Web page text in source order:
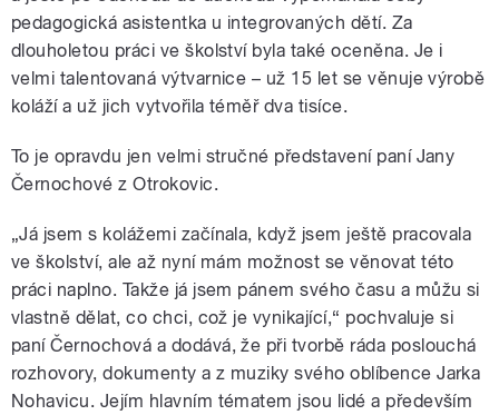
pedagogická asistentka u integrovaných dětí. Za
dlouholetou práci ve školství byla také oceněna. Je i
velmi talentovaná výtvarnice – už 15 let se věnuje výrobě
koláží a už jich vytvořila téměř dva tisíce.
To je opravdu jen velmi stručné představení paní Jany
Černochové z Otrokovic.
„Já jsem s kolážemi začínala, když jsem ještě pracovala
ve školství, ale až nyní mám možnost se věnovat této
práci naplno. Takže já jsem pánem svého času a můžu si
vlastně dělat, co chci, což je vynikající,“ pochvaluje si
paní Černochová a dodává, že při tvorbě ráda poslouchá
rozhovory, dokumenty a z muziky svého oblíbence Jarka
Nohavicu. Jejím hlavním tématem jsou lidé a především